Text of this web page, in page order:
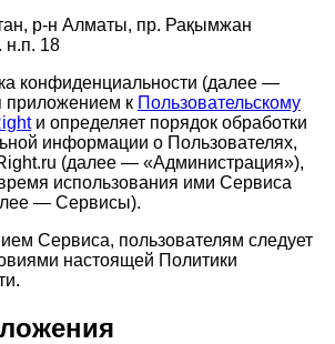
р-н Алматы, пр. Рақымжан
н.п. 18
конфиденциальности (далее —
приложением к Пользовательскому
и определяет порядок обработки
информации о Пользователях,
(далее — «Администрация»),
использования ими Cервиса
— Сервисы).
Сервиса, пользователям следует
настоящей Политики